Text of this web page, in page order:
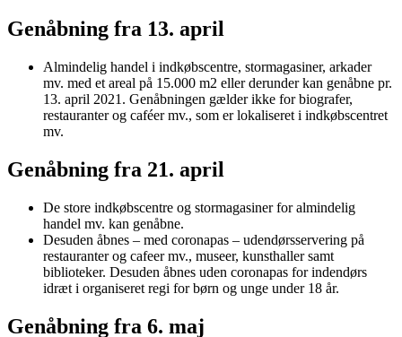
Genåbning fra 13. april
Almindelig handel i indkøbscentre, stormagasiner, arkader
mv. med et areal på 15.000 m2 eller derunder kan genåbne pr.
13. april 2021. Genåbningen gælder ikke for biografer,
restauranter og caféer mv., som er lokaliseret i indkøbscentret
mv.
Genåbning fra 21. april
De store indkøbscentre og stormagasiner for almindelig
handel mv. kan genåbne.
Desuden åbnes – med coronapas – udendørsservering på
restauranter og cafeer mv., museer, kunsthaller samt
biblioteker. Desuden åbnes uden coronapas for indendørs
idræt i organiseret regi for børn og unge under 18 år.
Genåbning fra 6. maj